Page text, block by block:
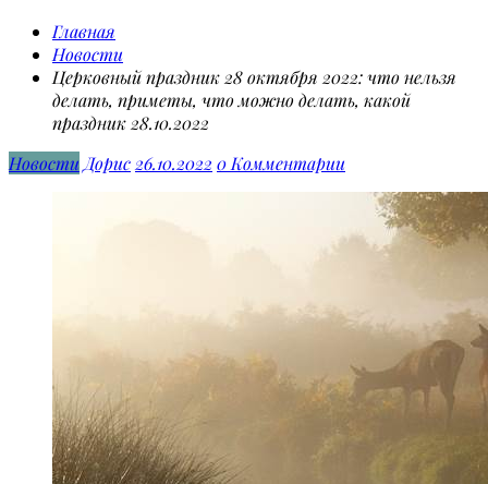
Главная
Новости
Церковный праздник 28 октября 2022: что нельзя
делать, приметы, что можно делать, какой
праздник 28.10.2022
Новости Дорис26.10.2022 0 Комментарии